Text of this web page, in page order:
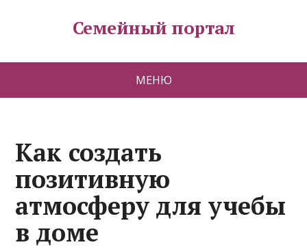
Семейный портал
МЕНЮ
Как создать
позитивную
атмосферу для учебы
в доме